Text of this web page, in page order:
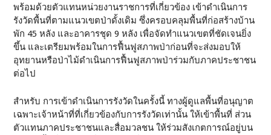
พร้อมด้วยตัวแทนหน่วยงานราชการที่เกี่ยวข้อง เข้าดำเนินการ
รังวัดพื้นที่ตามแนวเขตป่าดั้งเดิม ซึ่งครอบคลุมพื้นที่ก่อสร้างบ้าน
พัก 45 หลัง และอาคารชุด 9 หลัง เพื่อจัดทำแนวเขตที่ชัดเจนยิ่ง
ขึ้น และเตรียมพร้อมในการฟื้นฟูสภาพป่าก่อนที่จะส่งมอบให้
อุทยานหรือป่าไม้ดำเนินการฟื้นฟูสภาพป่าร่วมกับภาคประชาชน
ต่อไป
สำหรับ การเข้าดำเนินการรังวัดในครั้งนี้ ทางผู้ดูแลพื้นที่อนุญาต
เฉพาะเจ้าหน้าที่ที่เกี่ยวข้องกับการรังวัดเท่านั้น ให้เข้าพื้นที่ ส่วน
ตัวแทนภาคประชาชนและสื่อมวลชน ให้ร่วมสังเกตการณ์อยู่บน